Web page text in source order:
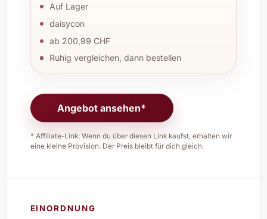
Auf Lager
daisycon
ab 200,99 CHF
Ruhig vergleichen, dann bestellen
Angebot ansehen*
* Affiliate-Link: Wenn du über diesen Link kaufst, erhalten wir
eine kleine Provision. Der Preis bleibt für dich gleich.
EINORDNUNG